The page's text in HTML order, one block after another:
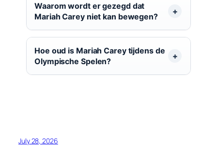
Waarom wordt er gezegd dat
Mariah Carey niet kan bewegen?
Hoe oud is Mariah Carey tijdens de
Olympische Spelen?
July 28, 2026